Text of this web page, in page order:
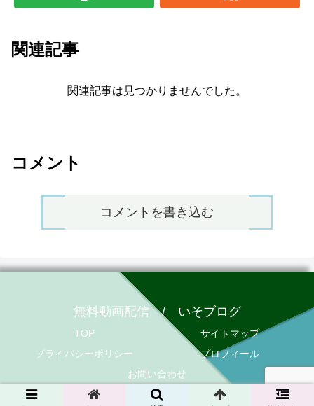
関連記事
関連記事は見つかりませんでした。
コメント
コメントを書き込む
無料動画配信 / いそブログ
TOP
サイトマップ
プライバシーポリシー
プロフィール
お問い合わせ
© 2020 無料動画配信 / いそブログ.